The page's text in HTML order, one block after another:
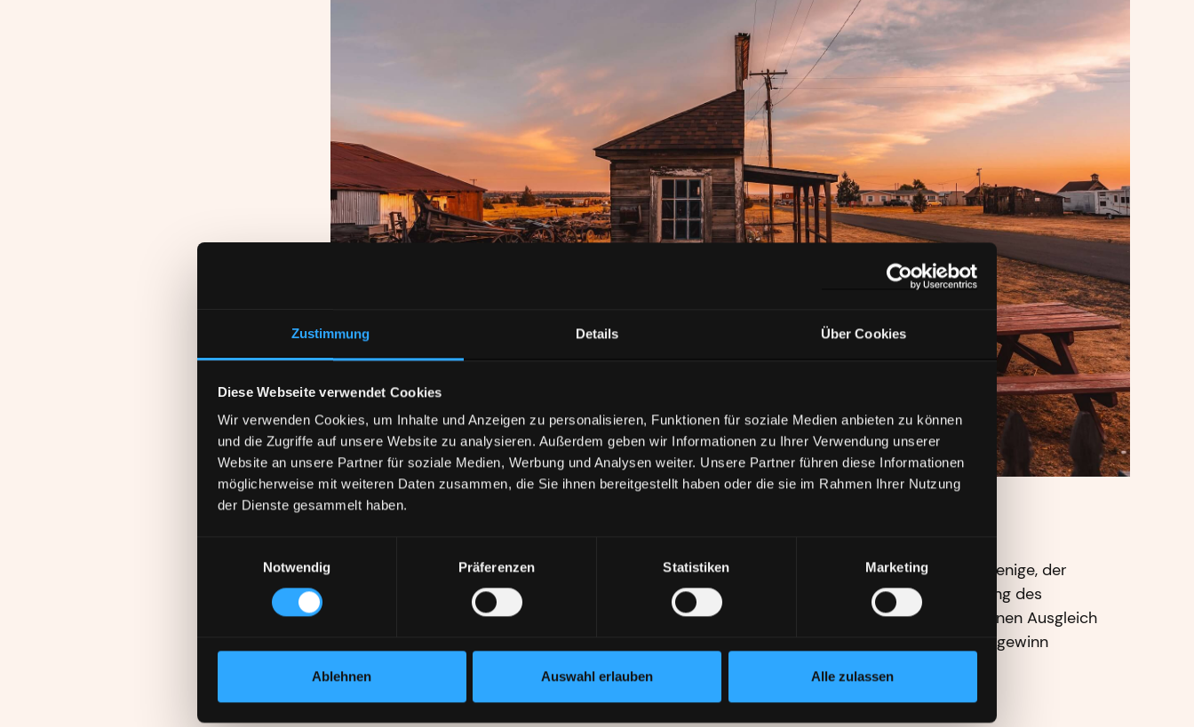
Zustimmung Details Über Cookies
Diese Webseite verwendet Cookies
Wir verwenden Cookies, um Inhalte und Anzeigen zu personalisieren, Funktionen für soziale Medien anbieten zu können
und die Zugriffe auf unsere Website zu analysieren. Außerdem geben wir Informationen zu Ihrer Verwendung unserer
Website an unsere Partner für soziale Medien, Werbung und Analysen weiter. Unsere Partner führen diese Informationen
möglicherweise mit weiteren Daten zusammen, die Sie ihnen bereitgestellt haben oder die sie im Rahmen Ihrer Nutzung
der Dienste gesammelt haben.
Notwendig
Präferenzen Statistiken Marketing
Ablehnen Auswahl erlauben Alle zulassen
Wollen Sie sich scheiden lassen, kann ggfs. ein Zugewinnausgleichsanspruch bestehen. Derjenige, der
während der Ehezeit, also vom Zeitpunkt der Eheschließung bis zum Zeitpunkt der Zustellung des
Scheidungsantrages, mehr Vermögen (Zugewinn) erwirtschaftet hat, muss dem Anderen einen Ausgleich
zahlen. Vereinfacht erklärt wird dabei der kleinere Zugewinn des Anderen vom größeren Zugewinn
abgezogen. Von dem Restbetrag ist die Hälfte an den Anderen auszugleichen.
Zugewinnausgleich bei Tod eines Ehegatten